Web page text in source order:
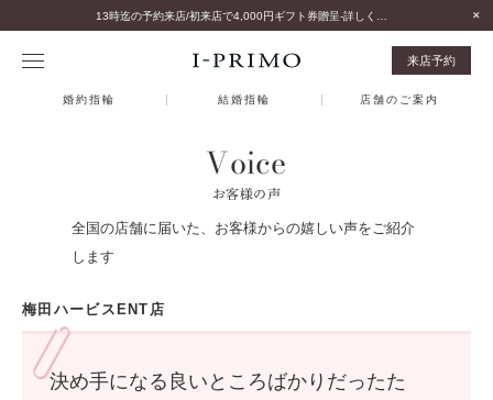
来店予約
婚約指輪 結婚指輪 店舗のご案内
Voice
お客様の声
全国の店舗に届いた、お客様からの嬉しい声をご紹介
します
梅田ハービスENT店
決め手になる良いところばかりだったた